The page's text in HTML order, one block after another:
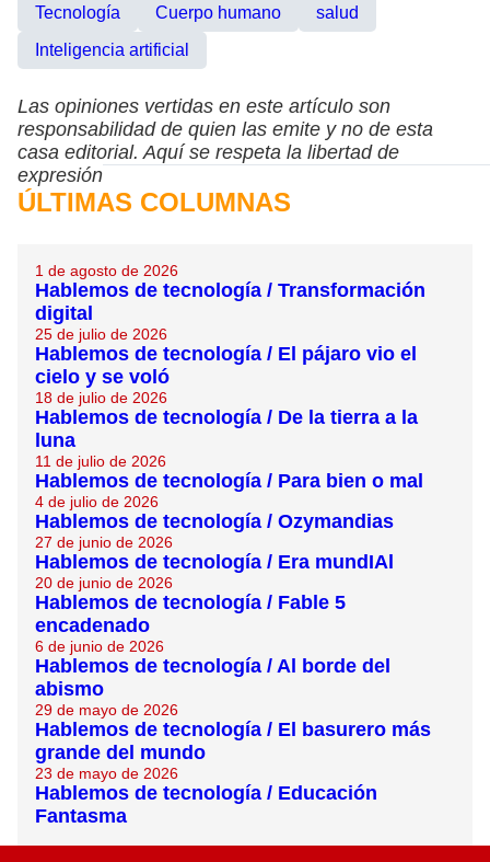
Tecnología Cuerpo humano
salud
Inteligencia artificial
Las opiniones vertidas en este artículo son
responsabilidad de quien las emite y no de esta
casa editorial. Aquí se respeta la libertad de
expresión
ÚLTIMAS COLUMNAS
1 de agosto de 2026
Hablemos de tecnología / Transformación
digital
25 de julio de 2026
Hablemos de tecnología / El pájaro vio el
cielo y se voló
18 de julio de 2026
Hablemos de tecnología / De la tierra a la
luna
11 de julio de 2026
Hablemos de tecnología / Para bien o mal
4 de julio de 2026
Hablemos de tecnología / Ozymandias
27 de junio de 2026
Hablemos de tecnología / Era mundIAl
20 de junio de 2026
Hablemos de tecnología / Fable 5
encadenado
6 de junio de 2026
Hablemos de tecnología / Al borde del
abismo
29 de mayo de 2026
Hablemos de tecnología / El basurero más
grande del mundo
23 de mayo de 2026
Hablemos de tecnología / Educación
Fantasma